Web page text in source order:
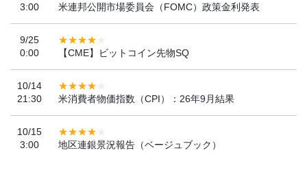
3:00
米連邦公開市場委員会（FOMC）政策金利発表
9/25
0:00
【CME】ビットコイン先物SQ
10/14
21:30
米消費者物価指数（CPI）：26年9月結果
10/15
3:00
地区連銀景況報告（ベージュブック）